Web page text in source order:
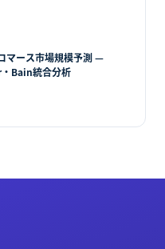
マース市場規模予測 —
Bain統合分析